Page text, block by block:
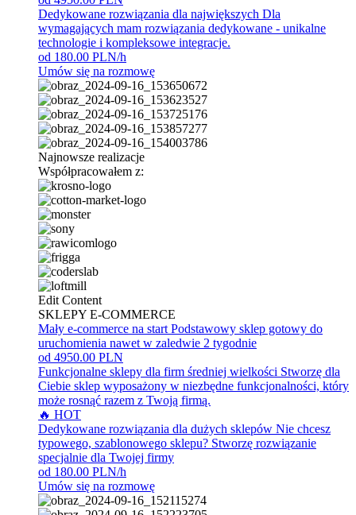
Dedykowane rozwiązania dla największych Dla
wymagających mam rozwiązania dedykowane - unikalne
technologie i kompleksowe integracje.
od 180.00 PLN/h
Umów się na rozmowę
Najnowsze realizacje
Współpracowałem z:
Edit Content
SKLEPY E-COMMERCE
Mały e-commerce na start Podstawowy sklep gotowy do
uruchomienia nawet w zaledwie 2 tygodnie
od 4950.00 PLN
Funkcjonalne sklepy dla firm średniej wielkości Stworzę dla
Ciebie sklep wyposażony w niezbędne funkcjonalności, który
może rosnąć razem z Twoją firmą.
🔥 HOT
Dedykowane rozwiązania dla dużych sklepów Nie chcesz
typowego, szablonowego sklepu? Stworzę rozwiązanie
specjalnie dla Twojej firmy
od 180.00 PLN/h
Umów się na rozmowę